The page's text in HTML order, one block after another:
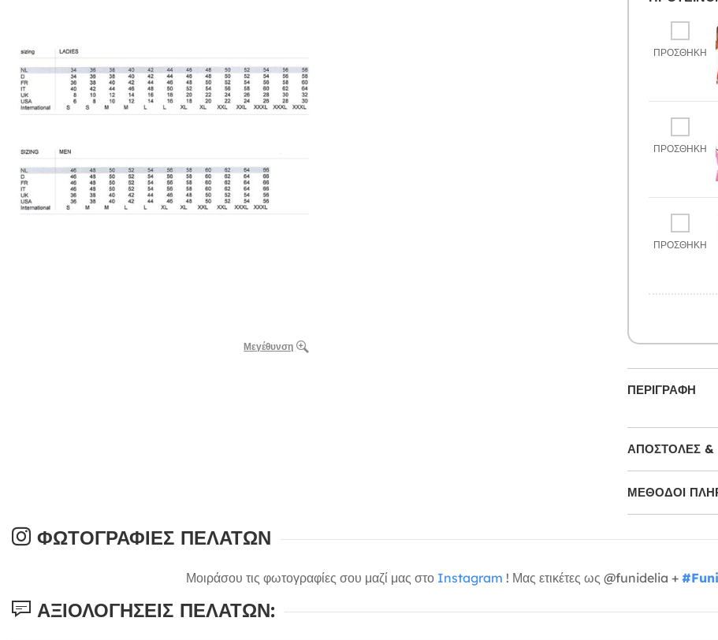
Μεγέθυνση
ΠΡΟΣΘΉΚΗ
ΠΡΟΣΘΉΚΗ
ΠΡΟΣΘΉΚΗ
ΠΕΡΙΓΡΑΦΉ
ΑΠΟΣΤΟΛΈΣ &
ΜΕΘΌΔΟΙ
ΦΩΤΟΓΡΑΦΊΕΣ ΠΕΛΑΤΏΝ
Μοιράσου τις φωτογραφίες σου μαζί μας στο Instagram ! Μας ετικέτες ως @funidelia +
ΑΞΙΟΛΟΓΉΣΕΙΣ ΠΕΛΑΤΏΝ: